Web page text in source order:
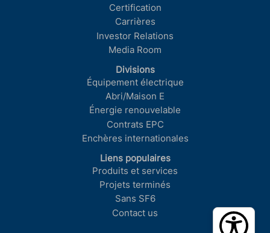
Certification
Carrières
Investor Relations
Media Room
Divisions
Équipement électrique
Abri/Maison E
Énergie renouvelable
Contrats EPC
Enchères internationales
Liens populaires
Produits et services
Projets terminés
Sans SF6
Contact us